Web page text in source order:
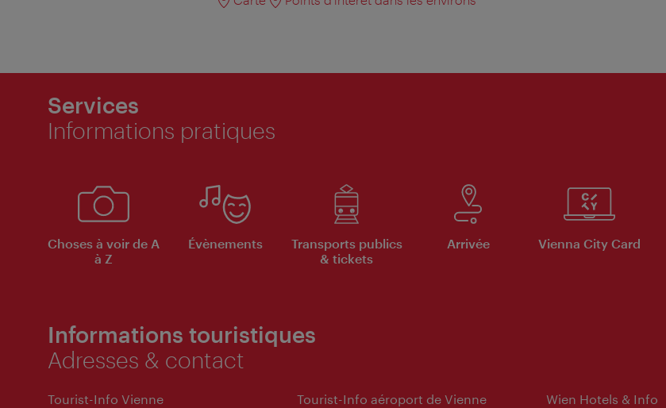
Services
Informations pratiques
Choses à voir de A
à Z
Évènements
Transports publics
& tickets
Arrivée Vienna City Card
Informations touristiques
Adresses & contact
Tourist-Info Vienne
Tourist-Info aéroport de Vienne
Wien Hotels & Info